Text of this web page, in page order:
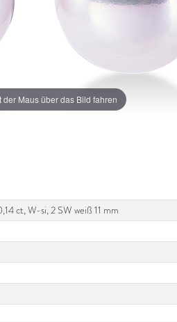
der Maus über das Bild fahren
ct, W-si, 2 SW weiß 11 mm